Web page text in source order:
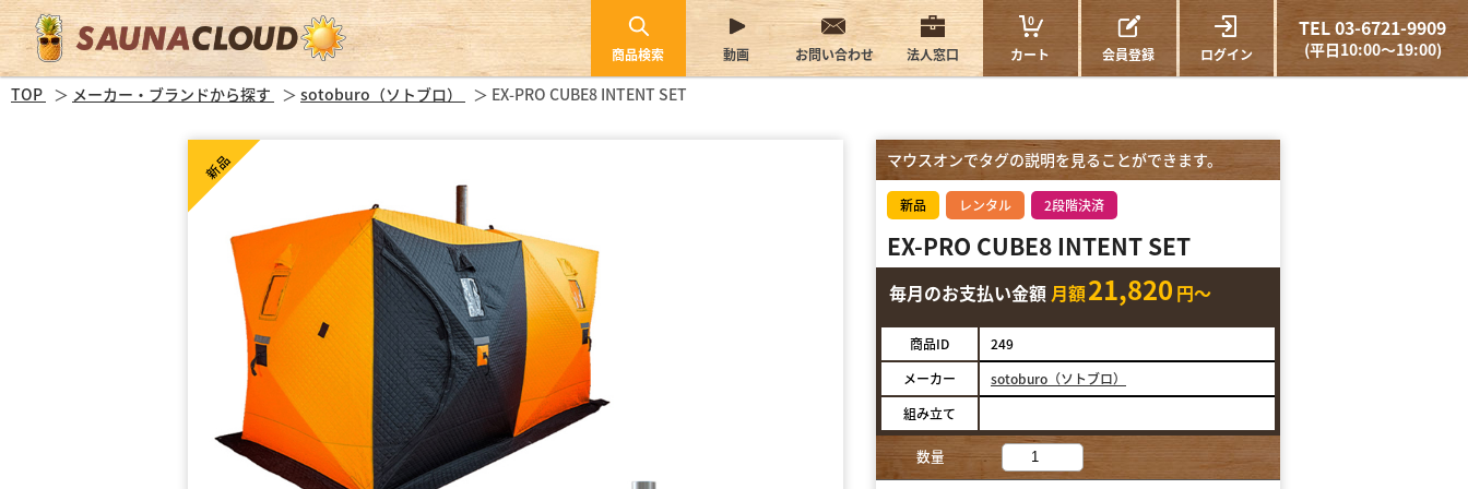
商品検索 動画 お問い合わせ 法人窓口 カート
0
会員登録 ログイン
TEL 03-6721-9909
(平日10:00～19:00)
TOP メーカー・ブランドから探す sotoburo（ソトブロ） EX-PRO CUBE8 INTENT SET
新品 マウスオンでタグの説明を見ることができます。
新品 レンタル 2段階決済
EX-PRO CUBE8 INTENT SET
毎月のお支払い金額 月額21,820 円～
商品ID
249
メーカー
sotoburo（ソトブロ）
組み立て
数量